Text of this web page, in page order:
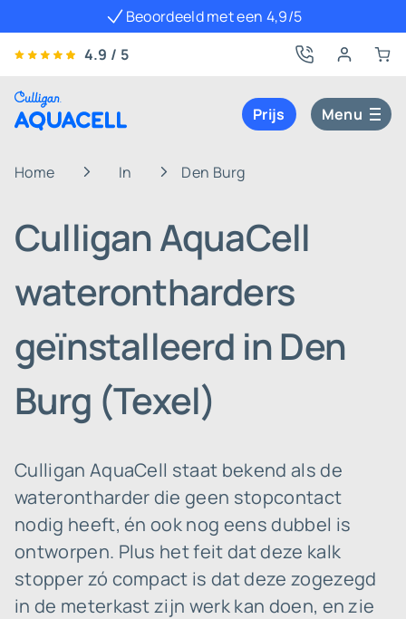
Beoordeeld met een 4,9/5
4.9 / 5
Prijs Menu
Home In Den Burg
Culligan AquaCell
waterontharders
geïnstalleerd in Den
Burg (Texel)
Culligan AquaCell staat bekend als de
waterontharder die geen stopcontact
nodig heeft, én ook nog eens dubbel is
ontworpen. Plus het feit dat deze kalk
stopper zó compact is dat deze zogezegd
in de meterkast zijn werk kan doen, en zie